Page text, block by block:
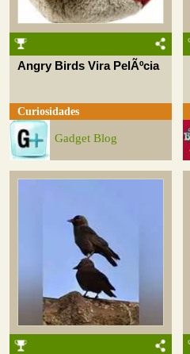
Angry Birds Vira PelÃºcia
Curiosidades
Gadget Blog